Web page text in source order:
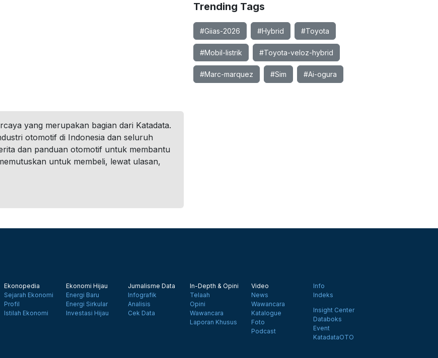
Trending Tags
#Giias-2026 #Hybrid #Toyota
#Mobil-listrik #Toyota-veloz-hybrid
#Marc-marquez #Sim #Ai-ogura
yang merupakan bagian dari Katadata.
otomotif di Indonesia dan seluruh
dan panduan otomotif untuk membantu
untuk membeli, lewat ulasan,
Ekonopedia
Sejarah Ekonomi
Profil
Istilah Ekonomi
Ekonomi Hijau
Energi Baru
Energi Sirkular
Investasi Hijau
Jurnalisme Data
Infografik
Analisis
Cek Data
In-Depth & Opini
Telaah
Opini
Wawancara
Laporan Khusus
Video
News
Wawancara
Katalogue
Foto
Podcast
Info
Indeks
Insight Center
Databoks
Event
KatadataOTO